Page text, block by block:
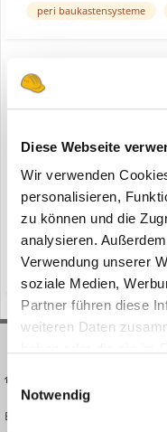
Diese Webseite
Wir verwenden
personalisieren,
zu können und die
analysieren.
Verwendung unserer
soziale Medien,
Partner führen diese
weiteren Daten
Einwilligungsauswahl
Notwendig
Systemlösungen dazu
peri baukastensysteme
ein Thema erstellte
Interimsspielstätte OPAL,
werden nicht nur bei den
Opernhäusern
währenddessen
Systemlösungen dazu
24. April 2024
peri baukastensysteme
Bauforum24 News